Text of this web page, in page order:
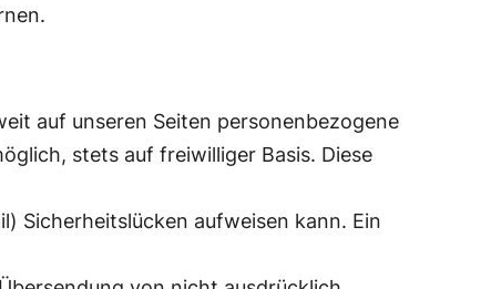
auf unseren Seiten personenbezogene
stets auf freiwilliger Basis. Diese
Sicherheitslücken aufweisen kann. Ein